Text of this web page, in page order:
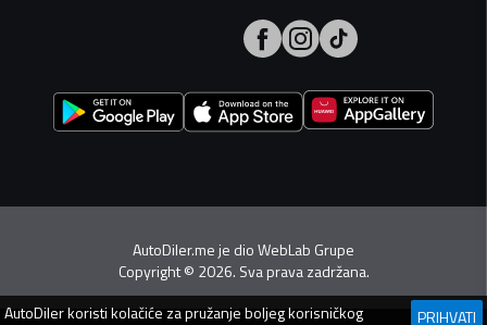
AutoDiler.me je dioWebLab Grupe
Copyright© 2026. Sva prava zadržana.
AutoDilerkoristi kolačiće za pružanje boljeg korisničkog
PRIHVATI